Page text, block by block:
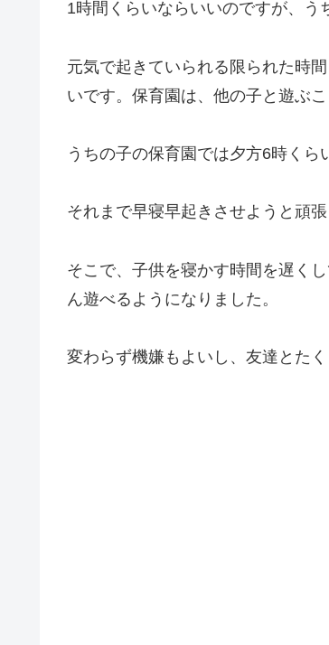
1時間くらいならいいのですが、う
元気で起きていられる限られた時
いです。保育園は、他の子と遊ぶ
うちの子の保育園では夕方6時くら
それまで早寝早起きさせようと頑
そこで、子供を寝かす時間を遅く
ん遊べるようになりました。
変わらず機嫌もよいし、友達とた